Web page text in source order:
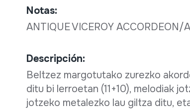
Notas:
ANTIQUE VICEROY ACCORDEON/
Descripción:
Beltzez margotutako zurezko
ditu bi lerroetan (11+10), melodiak
jotzeko metalezko lau giltza ditu,